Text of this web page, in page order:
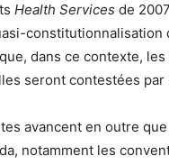
Health Services de
constitutionnalisation
dans ce contexte,
seront contestées
avancent en outre
notamment les